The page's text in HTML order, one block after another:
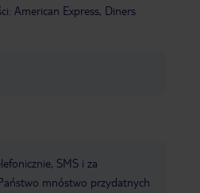
American Express, Diners
SMS i za
mnóstwo przydatnych